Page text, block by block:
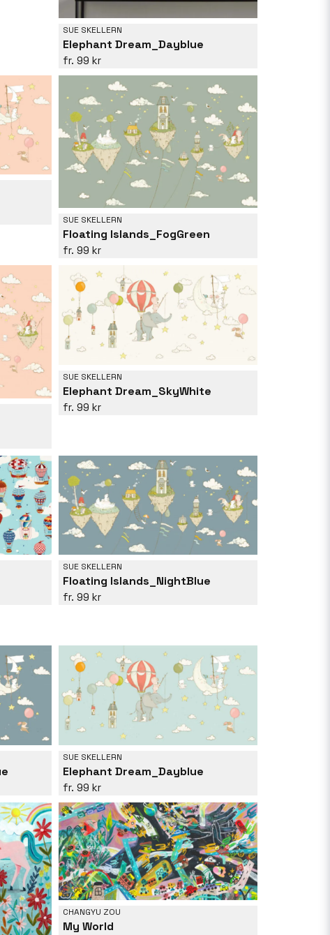
SUE SKELLERN
Elephant Dream_Dayblue
99 kr
SUE SKELLERN
Floating Islands_FogGreen
99 kr
SUE SKELLERN
Elephant Dream_SkyWhite
99 kr
SUE SKELLERN
Floating Islands_NightBlue
99 kr
SUE SKELLERN
Elephant Dream_Dayblue
99 kr
CHANGYU ZOU
My World